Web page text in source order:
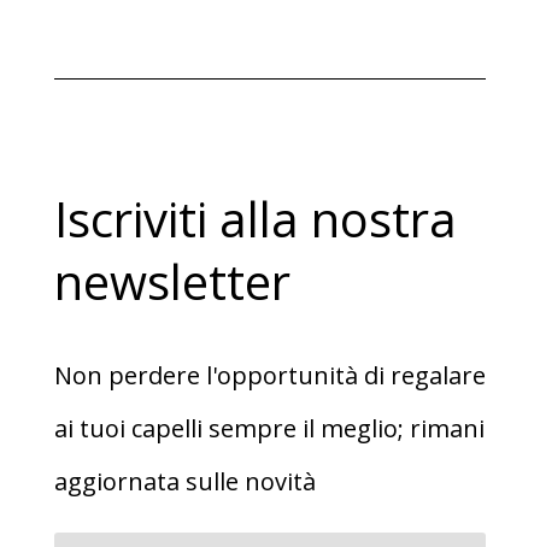
€9,80.€6,90.
Iscriviti alla nostra
newsletter
Non perdere l'opportunità di regalare
ai tuoi capelli sempre il meglio; rimani
aggiornata sulle novità